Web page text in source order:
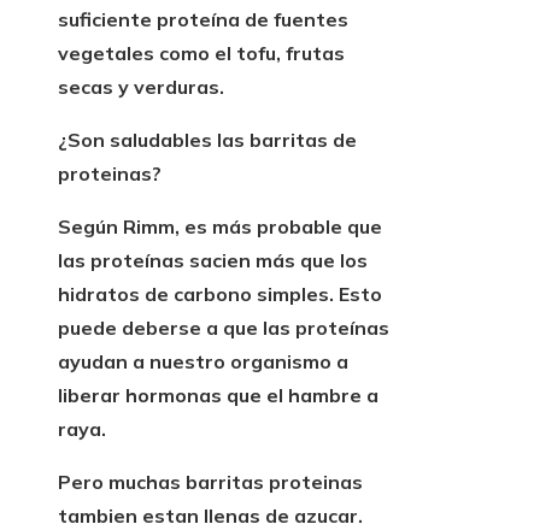
suficiente proteína de fuentes
vegetales como el tofu, frutas
secas y verduras.
¿Son saludables las barritas de
proteinas?
Según Rimm, es más probable que
las proteínas sacien más que los
hidratos de carbono simples. Esto
puede deberse a que las proteínas
ayudan a nuestro organismo a
liberar hormonas que el hambre a
raya.
Pero muchas barritas proteinas
tambien estan llenas de azucar.